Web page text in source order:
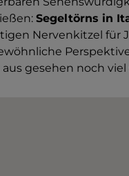
Segeltörns in
Nervenkitzel für
gesehen noch